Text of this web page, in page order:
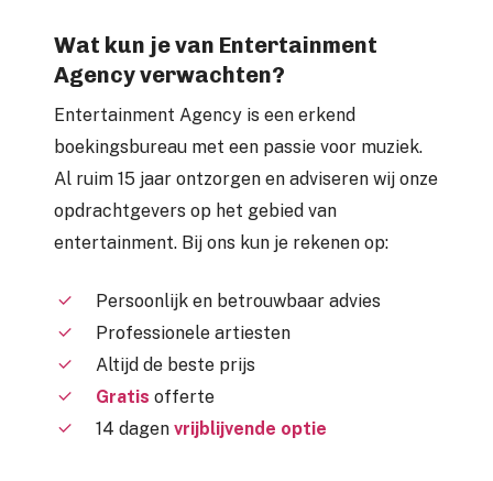
Wat kun je van Entertainment
Agency verwachten?
Entertainment Agency is een erkend
boekingsbureau met een passie voor muziek.
Al ruim 15 jaar ontzorgen en adviseren wij onze
opdrachtgevers op het gebied van
entertainment. Bij ons kun je rekenen op:
Persoonlijk en betrouwbaar advies
Professionele artiesten
Altijd de beste prijs
Gratis offerte
14 dagen vrijblijvende optie